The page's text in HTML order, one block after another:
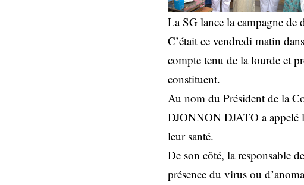
La SG lance la campagne de
C’était ce vendredi matin
compte tenu de la lourde et
constituent.
Au nom du Président de la
DJONNON DJATO a appelé
leur santé.
De son côté, la responsable
présence du virus ou